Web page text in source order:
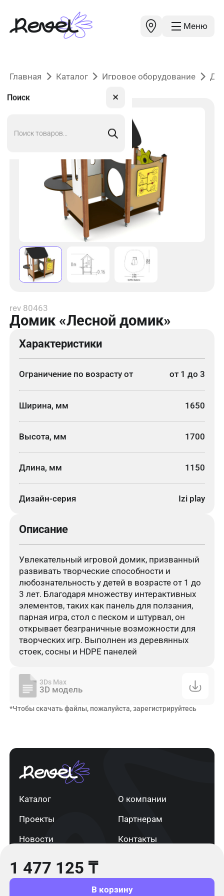
Меню
Поиск ✕
Главная Каталог Игровое оборудование
rev 80463
Домик «Лесной домик»
Характеристики
Ограничение по возрасту от от 1 до 3
Ширина, мм 1650
Высота, мм 1700
Длина, мм 1150
Дизайн-серия Izi play
Описание
Увлекательный игровой домик, призванный
развивать творческие способности и
любознательность у детей в возрасте от 1 до
3 лет. Благодаря множеству интерактивных
элементов, таких как панель для ползания,
парная игра, стол с песком и штурвал, он
открывает безграничные возможности для
творческих игр. Выполнен из деревянных
стоек, сосны и HDPE панелей
3Ds Max
3D модель
*Чтобы скачать файлы, пожалуйста, зарегистрируйтесь
1 477 125 ₸
В корзину
Каталог
О компании
Проекты
Партнерам
Новости
Контакты
г. Астана
+7 705 820 91 13